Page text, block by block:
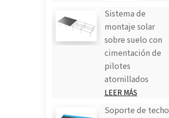
Sistema de
montaje solar
sobre suelo con
cimentación de
pilotes
atornillados
LEER MÁS
Soporte de techo